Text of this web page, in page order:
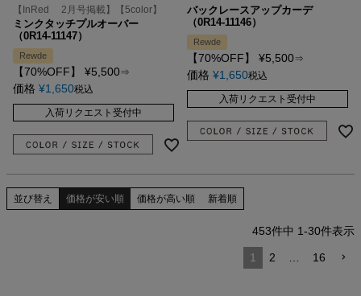
【InRed 2月号掲載】【5color】
ミンクタッチプルオーバー
（0R14-11147）
Rewde
【70%OFF】 ¥5,500⇒
価格 ¥1,650税込
入荷リクエスト受付中
バックレースアップカーデ
（0R14-11146）
Rewde
【70%OFF】 ¥5,500⇒
価格 ¥1,650税込
入荷リクエスト受付中
並び替え 価格が安い順 価格が高い順 新着順
453件中 1-30件表示
1 2 16